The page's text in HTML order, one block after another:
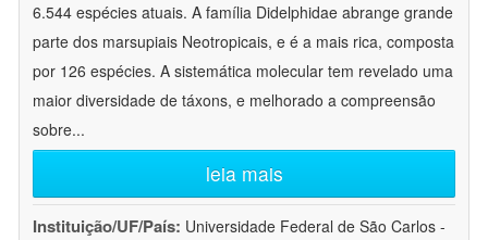
6.544 espécies atuais. A família Didelphidae abrange grande
parte dos marsupiais Neotropicais, e é a mais rica, composta
por 126 espécies. A sistemática molecular tem revelado uma
maior diversidade de táxons, e melhorado a compreensão
sobre...
leia mais
Instituição/UF/País: Universidade Federal de São Carlos -